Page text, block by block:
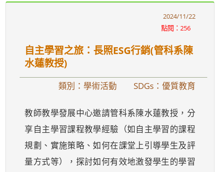
2024/11/22
點閱：256
自主學習之旅：長照ESG行銷(管科系陳
水蓮教授)
類別：學術活動 SDGs：優質教育
教師教學發展中心邀請管科系陳水蓮教授，分
享自主學習課程教學經驗（如自主學習的課程
規劃、實施策略、如何在課堂上引導學生及評
量方式等），探討如何有效地激發學生的學習